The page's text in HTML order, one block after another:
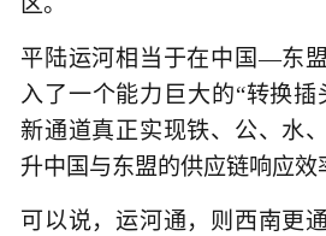
平陆运河相当于在中国—东
入了一个能力巨大的“转换
新通道真正实现铁、公、水
升中国与东盟的供应链响应效
可以说，运河通，则西南更